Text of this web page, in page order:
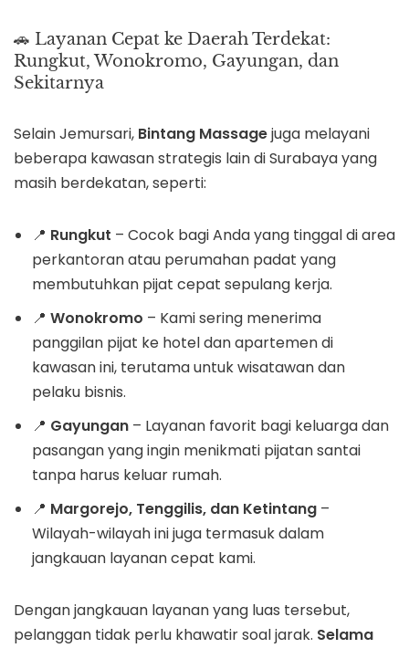
🚗 Layanan Cepat ke Daerah Terdekat:
Rungkut, Wonokromo, Gayungan, dan
Sekitarnya
Selain Jemursari, Bintang Massagejuga melayani
beberapa kawasan strategis lain di Surabaya yang
masih berdekatan, seperti:
📍 Rungkut – Cocok bagi Anda yang tinggal di area
perkantoran atau perumahan padat yang
membutuhkan pijat cepat sepulang kerja.
📍 Wonokromo – Kami sering menerima
panggilan pijat ke hotel dan apartemen di
kawasan ini, terutama untuk wisatawan dan
pelaku bisnis.
📍 Gayungan – Layanan favorit bagi keluarga dan
pasangan yang ingin menikmati pijatan santai
tanpa harus keluar rumah.
📍 Margorejo, Tenggilis, dan Ketintang –
Wilayah-wilayah ini juga termasuk dalam
jangkauan layanan cepat kami.
Dengan jangkauan layanan yang luas tersebut,
pelanggan tidak perlu khawatir soal jarak. Selama